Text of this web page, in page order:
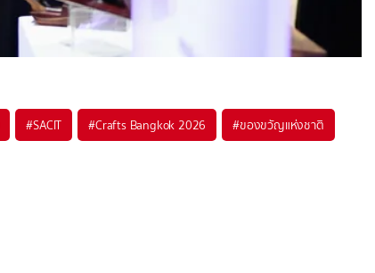
#SACIT #Crafts Bangkok 2026 #ของขวัญแห่งชาติ